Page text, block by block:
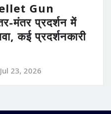
Gun
प्रदर्शन में
कई प्रदर्शनकारी
Jul 23, 2026